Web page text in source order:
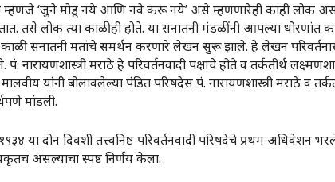
म्हणजे ‌‘जुने मोडू नये आणि नवे करू नये‌’ असे म्हणणारेही काही लोक
तसे लोक त्या काळीही होते. या सनातनी मंडळींनी आपल्या
काळी सनातनी मतांचे समर्थन करणारे लेखन सुरू झाले. हे लेखन
नारायणशास्त्री मराठे हे परिवर्तनवादी पक्षाचे होते व तर्कतीर्थ
यांनी बोलावलेल्या पंडित परिषदेस पं. नारायणशास्त्री मराठे व
मांडली.
या दोन दिवशी तत्त्वनिष्ठ परिवर्तनवादी परिषदेचे प्रथम अधिवेशन
असल्याचा स्पष्ट निर्णय केला.